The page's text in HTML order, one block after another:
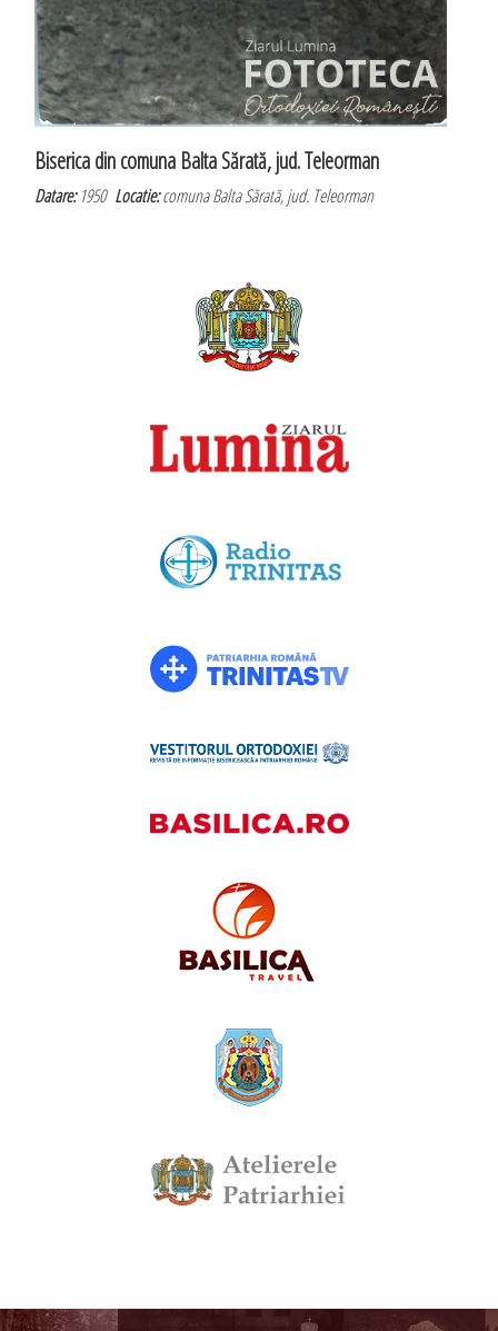
Biserica din comuna Balta Sărată, jud. Teleorman
Datare:1950Locatie:comuna Balta Sărată, jud. Teleorman